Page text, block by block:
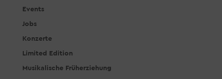
Events
Jobs
Konzerte
Limited Edition
Musikalische Früherziehung